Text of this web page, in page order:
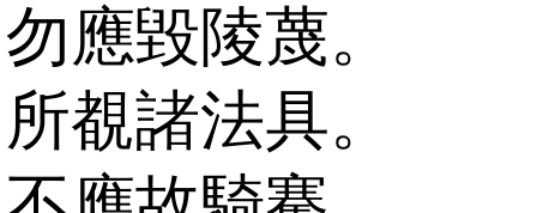
勿應毀陵蔑。
所覩諸法具。